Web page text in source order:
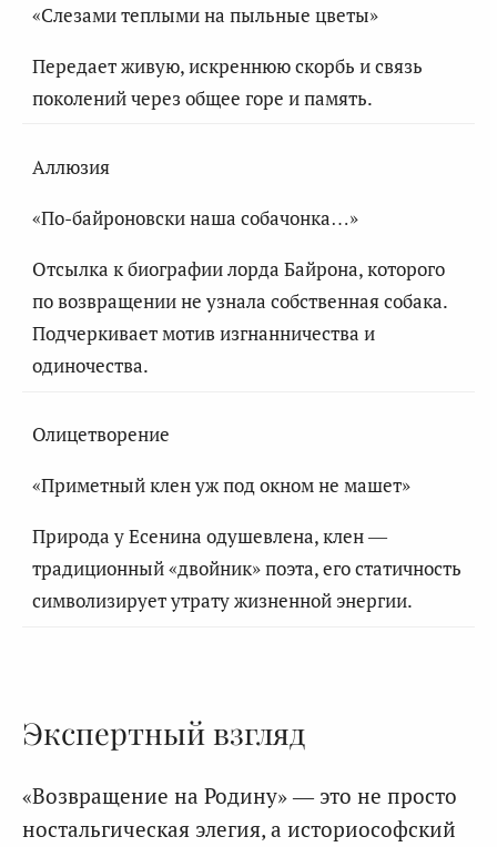
«Слезами теплыми на пыльные цветы»
Передает живую, искреннюю скорбь и связь
поколений через общее горе и память.
Аллюзия
«По-байроновски наша собачонка…»
Отсылка к биографии лорда Байрона, которого
по возвращении не узнала собственная собака.
Подчеркивает мотив изгнанничества и
одиночества.
Олицетворение
«Приметный клен уж под окном не машет»
Природа у Есенина одушевлена, клен —
традиционный «двойник» поэта, его статичность
символизирует утрату жизненной энергии.
Экспертный взгляд
«Возвращение на Родину» — это не просто
ностальгическая элегия, а историософский